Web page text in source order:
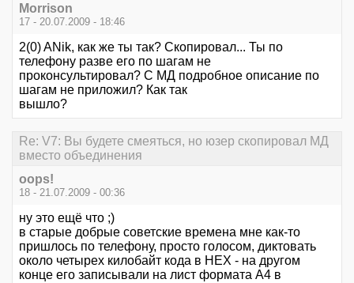
Morrison
17 - 20.07.2009 - 18:46
2(0) ANik, как же ты так? Скопировал... Ты по
телефону разве его по шагам не
проконсультировал? С МД подробное описание по
шагам не приложил? Как так
вышло?
Re: V7: Вы будете смеяться, но юзер скопировал МД
вместо объединения
oops!
18 - 21.07.2009 - 00:36
ну это ещё что ;)
в старые добрые советские времена мне как-то
пришлось по телефону, просто голосом, диктовать
около четырех килобайт кода в HEX - на другом
конце его записывали на лист формата A4 в